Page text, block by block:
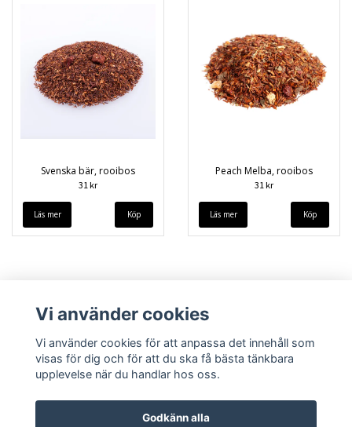
Svenska bär, rooibos
31 kr
Läs mer
Peach Melba, rooibos
31 kr
Läs mer
Köpvillkor Kontakt
Vi använder cookies
Vi använder cookies för att anpassa det innehåll som
visas för dig och för att du ska få bästa tänkbara
upplevelse när du handlar hos oss.
Godkänn alla